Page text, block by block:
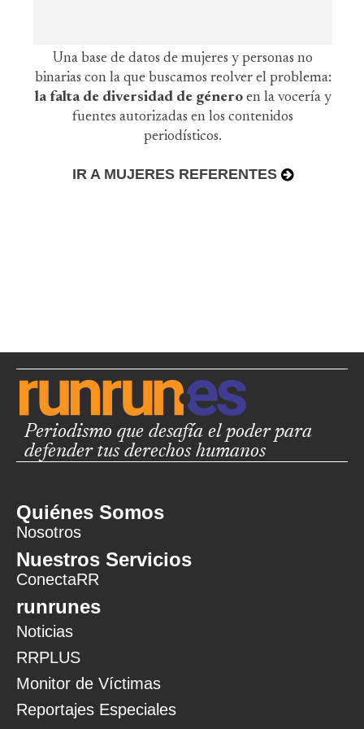
Una base de datos de mujeres y personas no
binarias con la que buscamos reolver el problema:
la falta de diversidad de género en la vocería y
fuentes autorizadas en los contenidos
periodísticos.
IR A MUJERES REFERENTES
Periodismo que desafía el poder para
defender tus derechos humanos
Quiénes Somos
Nosotros
Nuestros Servicios
ConectaRR
runrunes
Noticias
RRPLUS
Monitor de Víctimas
Reportajes Especiales